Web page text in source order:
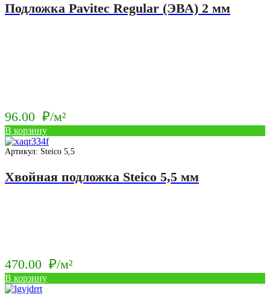
Подложка Pavitec Regular (ЭВА) 2 мм
96.00 ₽/м²
В корзину
Артикул: Steico 5,5
Хвойная подложка Steico 5,5 мм
470.00 ₽/м²
В корзину